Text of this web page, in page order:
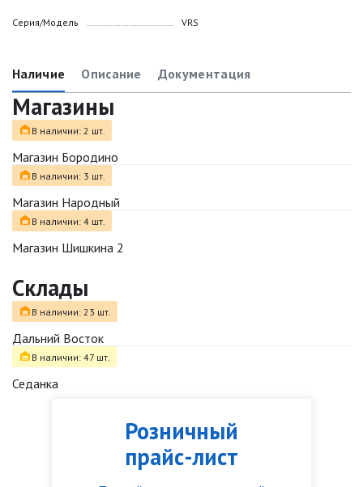
Розничный
прайс-лист
Серия/Модель VRS
Наличие Описание Документация
Магазины
В наличии: 2 шт.
Магазин Бородино
В наличии: 3 шт.
Магазин Народный
В наличии: 4 шт.
Магазин Шишкина 2
Склады
В наличии: 23 шт.
Дальний Восток
В наличии: 47 шт.
Седанка